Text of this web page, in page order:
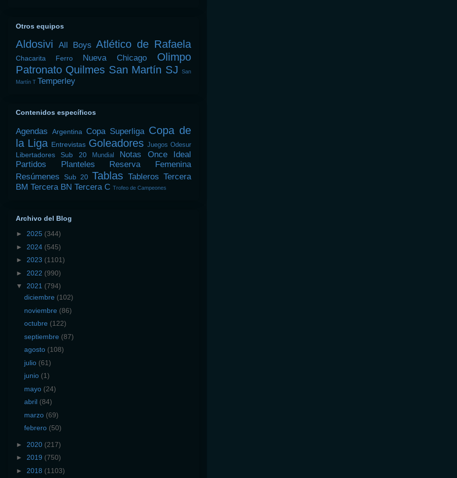
Otros equipos
Aldosivi All Boys Atlético de Rafaela
Chacarita Ferro Nueva Chicago
Olimpo
Patronato Quilmes San Martín SJ
San
Martín T Temperley
Contenidos específicos
Agendas Argentina Copa Superliga Copa de
la Liga Entrevistas Goleadores Juegos Odesur
Libertadores Sub 20 Mundial Notas
Once Ideal
Partidos
Planteles
Reserva Femenina
Resúmenes
Sub 20 Tablas Tableros Tercera
BM Tercera BN Tercera C Trofeo de Campeones
Archivo del Blog
► 2025 (344)
► 2024 (545)
► 2023 (1101)
► 2022 (990)
▼ 2021 (794)
diciembre (102)
noviembre (86)
octubre (122)
septiembre (87)
agosto (108)
julio (61)
junio (1)
mayo (24)
abril (84)
marzo (69)
febrero (50)
► 2020 (217)
► 2019 (750)
► 2018 (1103)